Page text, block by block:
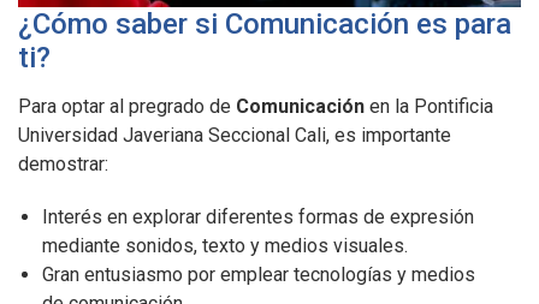
¿Cómo saber si Comunicación es para
ti?
Para optar al pregrado de Comunicación en la Pontificia
Universidad Javeriana Seccional Cali, es importante
demostrar:
Interés en explorar diferentes formas de expresión
mediante sonidos, texto y medios visuales.
Gran entusiasmo por emplear tecnologías y medios